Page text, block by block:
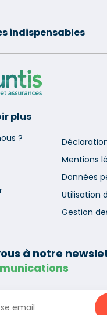
indispensables
plus
?
Mentions
Données
Utilisation
Gestion
à notre